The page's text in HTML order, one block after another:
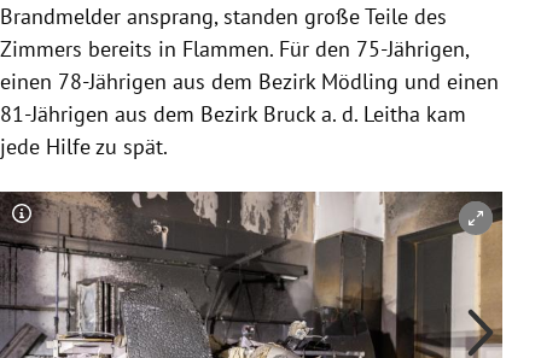
Brandmelder ansprang, standen große Teile des
Zimmers bereits in Flammen. Für den 75-Jährigen,
einen 78-Jährigen aus dem Bezirk Mödling und einen
81-Jährigen aus dem Bezirk Bruck a. d. Leitha kam
jede Hilfe zu spät.
Copyright-Hinweis öffnen/schließen